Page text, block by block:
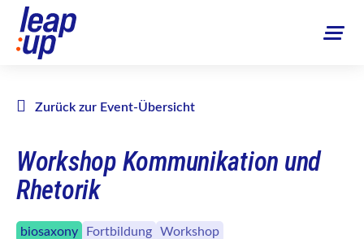
Zurück zur Event-Übersicht
Workshop Kommunikation und
Rhetorik
biosaxony Fortbildung Workshop